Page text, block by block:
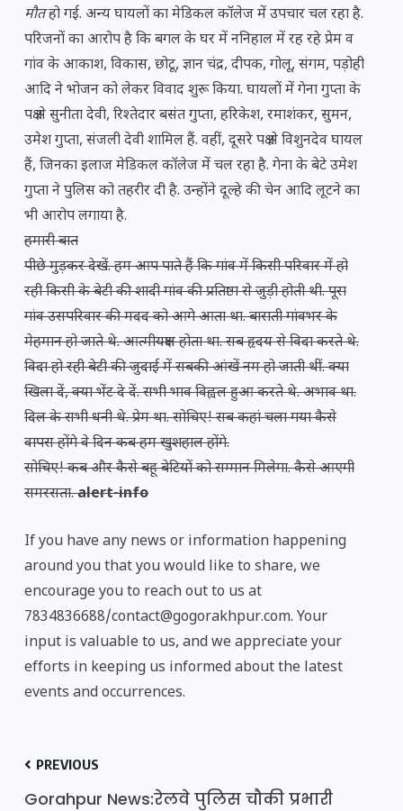
मौतहो गई. अन्य घायलों का मेडिकल कॉलेज में उपचार चल रहा है.
परिजनों का आरोप है कि बगल के घर में ननिहाल में रह रहे प्रेम व
गांव के आकाश, विकास, छोटू, ज्ञान चंद्र, दीपक, गोलू, संगम, पड़ोही
आदि ने भोजन को लेकर विवाद शुरू किया. घायलों में गेना गुप्ता के
पक्ष से सुनीता देवी, रिश्तेदार बसंत गुप्ता, हरिकेश, रमाशंकर, सुमन,
उमेश गुप्ता, संजली देवी शामिल हैं. वहीं, दूसरे पक्ष से विशुनदेव घायल
हैं, जिनका इलाज मेडिकल कॉलेज में चल रहा है. गेना के बेटे उमेश
गुप्ता ने पुलिस को तहरीर दी है. उन्होंने दूल्हे की चेन आदि लूटने का
भी आरोप लगाया है.
हमारी बात
पीछे मुड़कर देखें. हम आप पाते हैं कि गांव में किसी परिवार में हो
रही किसी के बेटी की शादी गांव की प्रतिष्ठा से जुड़ी होती थी. पूरा
गांव उसपरिवार की मदद को आगे आता था. बाराती गांवभर के
मेहमान हो जाते थे. आत्मीयक्षण होता था. सब हृदय से विदा करते थे.
विदा हो रही बेटी की जुदाई में सबकी आंखें नम हो जाती थीं. क्या
खिला दें, क्या भेंट दे दें. सभी भाव विह्वल हुआ करते थे. अभाव था.
दिल के सभी धनी थे. प्रेम था. सोचिए! सब कहां चला गया कैसे
वापस होंगे वे दिन कब हम खुशहाल होंगे.
सोचिए! कब और कैसे बहू बेटियों को सम्मान मिलेगा. कैसे आएगी
समरसता.alert-info
If you have any news or information happening
around you that you would like to share, we
encourage you to reach out to us at
7834836688/contact@gogorakhpur.com. Your
input is valuable to us, and we appreciate your
efforts in keeping us informed about the latest
events and occurrences.
PREVIOUS
Gorahpur News:रेलवे पुलिस चौकी प्रभारी